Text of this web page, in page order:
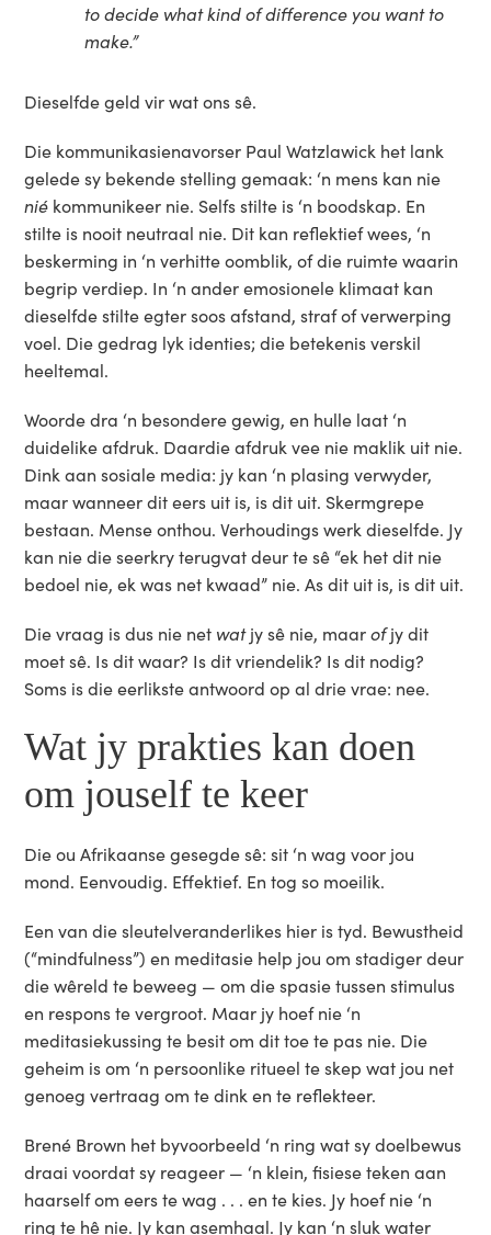
to decide what kind of difference you want to
make.”
Dieselfde geld vir wat ons sê.
Die kommunikasienavorser Paul Watzlawick het lank
gelede sy bekende stelling gemaak: ‘n mens kan nie
nié kommunikeer nie. Selfs stilte is ‘n boodskap. En
stilte is nooit neutraal nie. Dit kan reflektief wees, ‘n
beskerming in ‘n verhitte oomblik, of die ruimte waarin
begrip verdiep. In ‘n ander emosionele klimaat kan
dieselfde stilte egter soos afstand, straf of verwerping
voel. Die gedrag lyk identies; die betekenis verskil
heeltemal.
Woorde dra ‘n besondere gewig, en hulle laat ‘n
duidelike afdruk. Daardie afdruk vee nie maklik uit nie.
Dink aan sosiale media: jy kan ‘n plasing verwyder,
maar wanneer dit eers uit is, is dit uit. Skermgrepe
bestaan. Mense onthou. Verhoudings werk dieselfde. Jy
kan nie die seerkry terugvat deur te sê “ek het dit nie
bedoel nie, ek was net kwaad” nie. As dit uit is, is dit uit.
Die vraag is dus nie net watjy sê nie, maarofjy dit
moet sê. Is dit waar? Is dit vriendelik? Is dit nodig?
Soms is die eerlikste antwoord op al drie vrae: nee.
Wat jy prakties kan doen
om jouself te keer
Die ou Afrikaanse gesegde sê: sit ‘n wag voor jou
mond. Eenvoudig. Effektief. En tog so moeilik.
Een van die sleutelveranderlikes hier is tyd. Bewustheid
(“mindfulness”) en meditasie help jou om stadiger deur
die wêreld te beweeg — om die spasie tussen stimulus
en respons te vergroot. Maar jy hoef nie ‘n
meditasiekussing te besit om dit toe te pas nie. Die
geheim is om ‘n persoonlike ritueel te skep wat jou net
genoeg vertraag om te dink en te reflekteer.
Brené Brown het byvoorbeeld ‘n ring wat sy doelbewus
draai voordat sy reageer — ‘n klein, fisiese teken aan
haarself om eers te wag . . . en te kies. Jy hoef nie ‘n
ring te hê nie. Jy kan asemhaal. Jy kan ‘n sluk water